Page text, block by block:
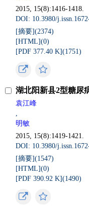
2015, 15(8):1416-1418.
DOI: 10.3980/
[摘要](2374)
[HTML](0)
[PDF 377.40 K](1751)
湖北阳新县2型糖尿
袁江峰
,
明敏
2015, 15(8):1419-1421.
DOI: 10.3980/
[摘要](1547)
[HTML](0)
[PDF 390.92 K](1490)